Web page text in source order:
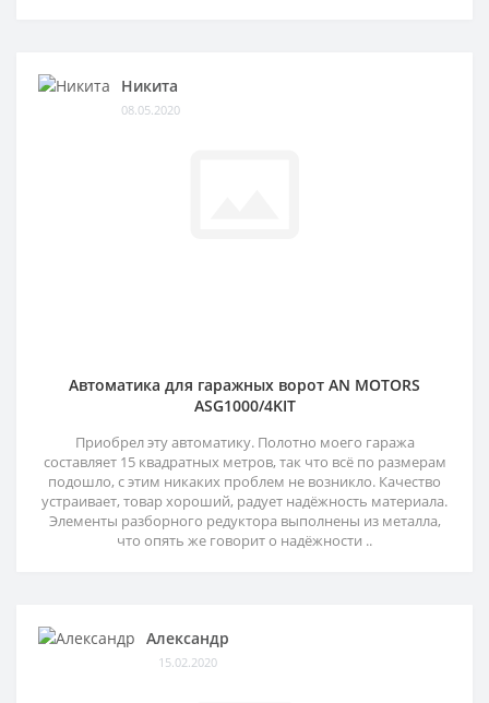
Никита
08.05.2020
Автоматика для гаражных ворот AN MOTORS
ASG1000/4KIT
Приобрел эту автоматику. Полотно моего гаража
составляет 15 квадратных метров, так что всё по размерам
подошло, с этим никаких проблем не возникло. Качество
устраивает, товар хороший, радует надёжность материала.
Элементы разборного редуктора выполнены из металла,
что опять же говорит о надёжности ..
Александр
15.02.2020